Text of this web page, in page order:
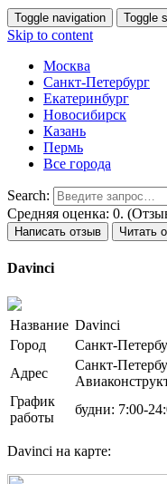
Toggle navigation Toggle
Skip to content
Москва
Санкт-Петербург
Екатеринбург
Новосибирск
Казань
Пермь
Все города
Search:
Средняя оценка: 0.
Написать отзыв Читать
Davinci
Название Davinci
Город
Санкт-
Адрес
Санкт-
График
работы
будни: 7:00-
Davinci на карте: